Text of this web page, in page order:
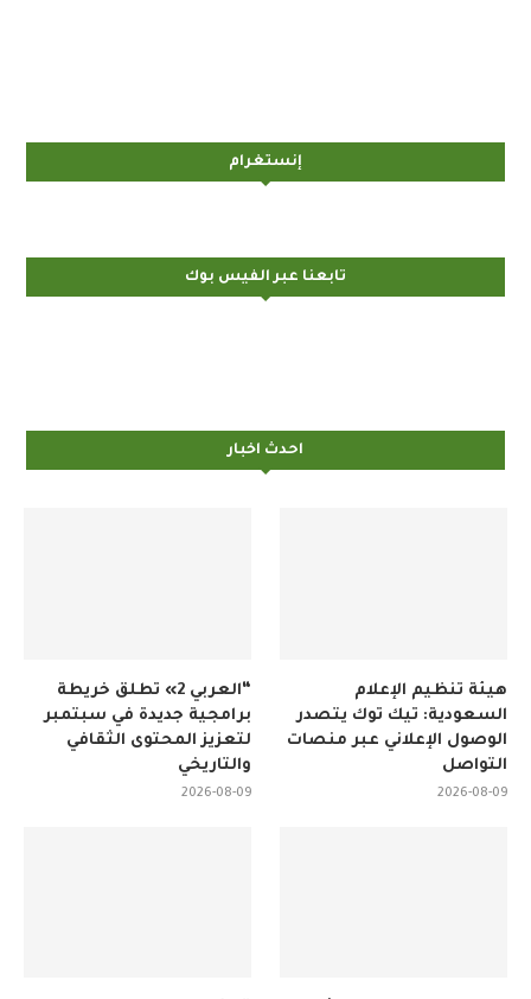
إنستغرام
تابعنا عبر الفيس بوك
احدث اخبار
“العربي 2» تطلق خريطة
برامجية جديدة في سبتمبر
لتعزيز المحتوى الثقافي
والتاريخي
2026-08-09
هيئة تنظيم الإعلام
السعودية: تيك توك يتصدر
الوصول الإعلاني عبر منصات
التواصل
2026-08-09